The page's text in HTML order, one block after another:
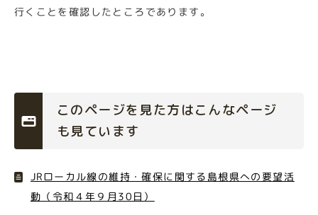
行くことを確認したところであります。
このページを見た方はこんなページ
も見ています
JRローカル線の維持・確保に関する島根県への要望活
動（令和４年９月30日）